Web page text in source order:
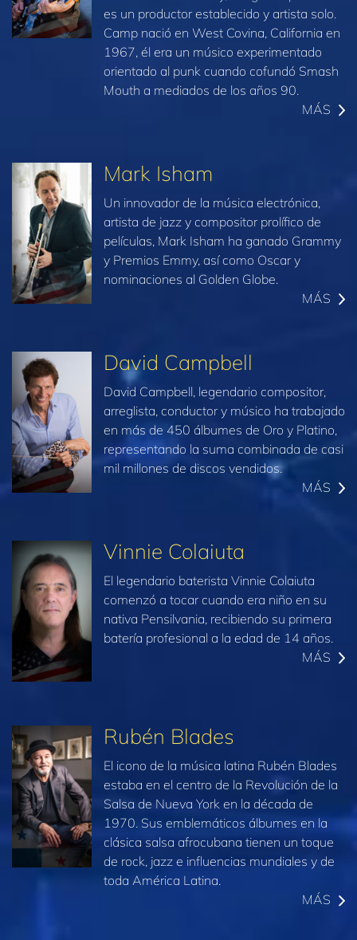
es un productor establecido y artista solo.
Camp nació en West Covina, California en
1967, él era un músico experimentado
orientado al punk cuando cofundó Smash
Mouth a mediados de los años 90.
MÁS
Mark Isham
Un innovador de la música electrónica,
artista de jazz y compositor prolífico de
películas, Mark Isham ha ganado Grammy
y Premios Emmy, así como Oscar y
nominaciones al Golden Globe.
MÁS
David Campbell
David Campbell, legendario compositor,
arreglista, conductor y músico ha trabajado
en más de 450 álbumes de Oro y Platino,
representando la suma combinada de casi
mil millones de discos vendidos.
MÁS
Vinnie Colaiuta
El legendario baterista Vinnie Colaiuta
comenzó a tocar cuando era niño en su
nativa Pensilvania, recibiendo su primera
batería profesional a la edad de 14 años.
MÁS
Rubén Blades
El icono de la música latina Rubén Blades
estaba en el centro de la Revolución de la
Salsa de Nueva York en la década de
1970. Sus emblemáticos álbumes en la
clásica salsa afrocubana tienen un toque
de rock, jazz e influencias mundiales y de
toda América Latina.
MÁS